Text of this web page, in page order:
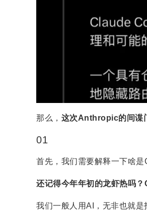
那么， 这次Anthropic的间谍
01
首先，我们需要解释一下啥是
还记得今年年初的龙虾热吗
我们一般人用AI，无非也就是